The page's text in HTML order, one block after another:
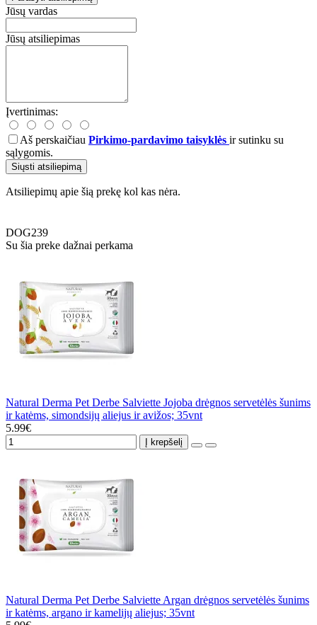
Jūsų vardas
Jūsų atsiliepimas
Įvertinimas:
Aš perskaičiau Pirkimo-pardavimo taisyklės ir sutinku su
sąlygomis.
Siųsti atsiliepimą
Atsiliepimų apie šią prekę kol kas nėra.
DOG239
Su šia preke dažnai perkama
Natural Derma Pet Derbe Salviette Jojoba drėgnos servetėlės šunims
ir katėms, simondsijų aliejus ir avižos; 35vnt
5.99€
Į krepšelį
Natural Derma Pet Derbe Salviette Argan drėgnos servetėlės šunims
ir katėms, argano ir kamelijų aliejus; 35vnt